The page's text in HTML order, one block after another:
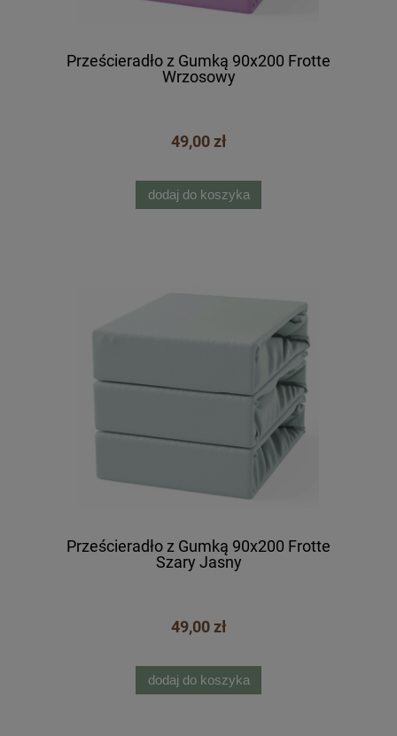
Prześcieradło z Gumką 90x200 Frotte
Wrzosowy
49,00 zł
dodaj do koszyka
Prześcieradło z Gumką 90x200 Frotte
Szary Jasny
49,00 zł
dodaj do koszyka